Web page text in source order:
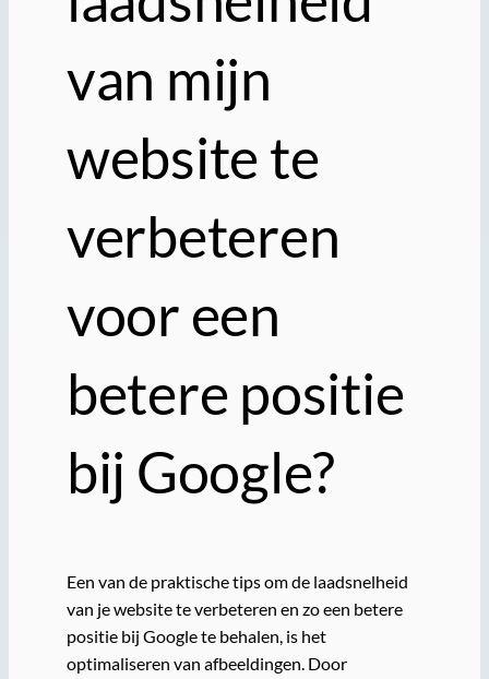
van mijn
website te
verbeteren
voor een
betere positie
bij Google?
Een van de praktische tips om de laadsnelheid
van je website te verbeteren en zo een betere
positie bij Google te behalen, is het
optimaliseren van afbeeldingen. Door